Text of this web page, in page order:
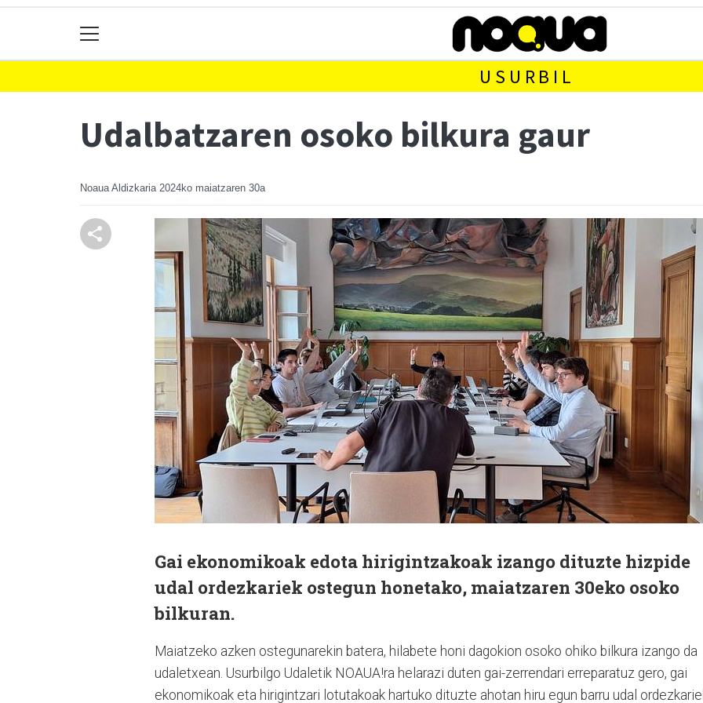
USURBIL
Udalbatzaren osoko bilkura gaur
Noaua Aldizkaria 2024ko maiatzaren 30a
Gai ekonomikoak edota hirigintzakoak izango dituzte hizpide
udal ordezkariek ostegun honetako, maiatzaren 30eko osoko
bilkuran.
Maiatzeko azken ostegunarekin batera, hilabete honi dagokion osoko ohiko bilkura izango da
udaletxean. Usurbilgo Udaletik NOAUA!ra helarazi duten gai-zerrendari erreparatuz gero, gai
ekonomikoak eta hirigintzari lotutakoak hartuko dituzte ahotan hiru egun barru udal